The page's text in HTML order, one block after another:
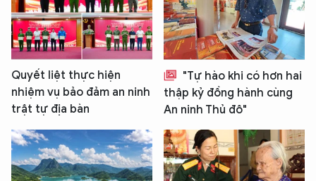
Quyết liệt thực hiện
nhiệm vụ bảo đảm an ninh
trật tự địa bàn
"Tự hào khi có hơn hai
thập kỷ đồng hành cùng
An ninh Thủ đô"